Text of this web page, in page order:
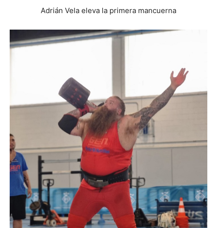
Adrián Vela eleva la primera mancuerna